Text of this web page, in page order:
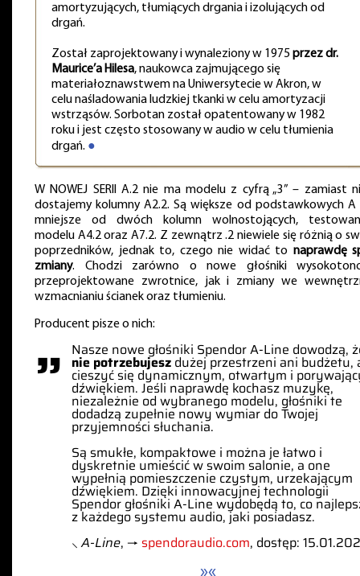
amortyzujących, tłumiących drgania i izolujących od
drgań.
Został zaprojektowany i wynaleziony w 1975przez dr.
Maurice’a Hilesa, naukowca zajmującego się
materiałoznawstwem na Uniwersytecie w Akron, w
celu naśladowania ludzkiej tkanki w celu amortyzacji
wstrząsów. Sorbotan został opatentowany w 1982
roku i jest często stosowany w audio w celu tłumienia
drgań. ●
W NOWEJ SERII A.2 nie ma modelu z cyfrą „3” – zamiast
dostajemy kolumny A2.2. Są większe od podstawkowych A
mniejsze od dwóch kolumn wolnostojących,
modelu A4.2 oraz A7.2. Z zewnątrz .2 niewiele się różnią o
poprzedników, jednak to, czego nie widać to naprawdę
zmiany. Chodzi zarówno o nowe głośniki
przeprojektowane zwrotnice, jak i zmiany we
wzmacnianiu ścianek oraz tłumieniu.
Producent pisze o nich:
” Nasze nowe głośniki Spendor A-Line dowodzą,
nie potrzebujesz dużej przestrzeni ani budżetu,
cieszyć się dynamicznym, otwartym i
dźwiękiem. Jeśli naprawdę kochasz muzykę,
niezależnie od wybranego modelu, głośniki te
dodadzą zupełnie nowy wymiar do Twojej
przyjemności słuchania.
Są smukłe, kompaktowe i można je łatwo i
dyskretnie umieścić w swoim salonie, a one
wypełnią pomieszczenie czystym, urzekającym
dźwiękiem. Dzięki innowacyjnej technologii
Spendor głośniki A-Line wydobędą to, co
z każdego systemu audio, jaki posiadasz.
⸜A-Line, → spendoraudio.com, dostęp: